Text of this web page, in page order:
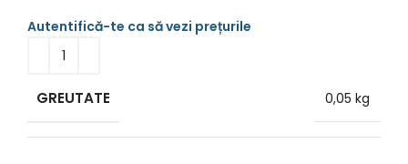
GREUTATE 0,05 kg